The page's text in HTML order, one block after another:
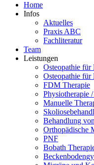
Home
Infos
Aktuelles
Praxis ABC
Fachliteratur
Team
Leistungen
Osteopathie für
Osteopathie für
FDM Therapie
Physiotherapie
Manuelle
Behandlung
Orthopädische
PNF
Bobath